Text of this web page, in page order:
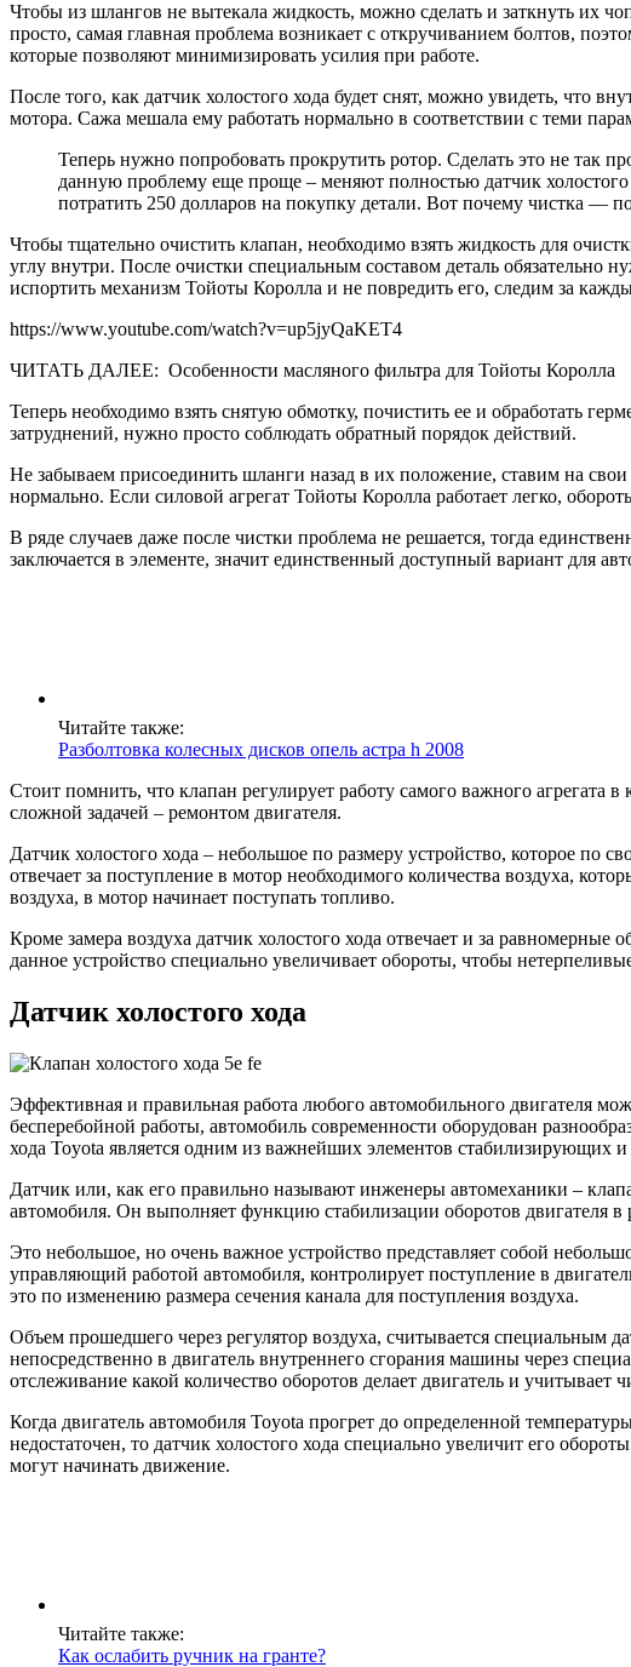
Чтобы из шлангов не вытекала жидкость, можно сделать и заткнуть их
просто, самая главная проблема возникает с откручиванием болтов,
которые позволяют минимизировать усилия при работе.
После того, как датчик холостого хода будет снят, можно увидеть, что
мотора. Сажа мешала ему работать нормально в соответствии с теми
Теперь нужно попробовать прокрутить ротор. Сделать это не так
данную проблему еще проще – меняют полностью датчик
потратить 250 долларов на покупку детали. Вот почему чистка
Чтобы тщательно очистить клапан, необходимо взять жидкость для
углу внутри. После очистки специальным составом деталь обязательно
испортить механизм Тойоты Королла и не повредить его, следим за
https://www.youtube.com/watch?v=up5jyQaKET4
ЧИТАТЬ ДАЛЕЕ: Особенности масляного фильтра для Тойоты Королла
Теперь необходимо взять снятую обмотку, почистить ее и обработать
затруднений, нужно просто соблюдать обратный порядок действий.
Не забываем присоединить шланги назад в их положение, ставим на
нормально. Если силовой агрегат Тойоты Королла работает легко,
В ряде случаев даже после чистки проблема не решается, тогда
заключается в элементе, значит единственный доступный вариант для
Читайте также:
Разболтовка колесных дисков опель астра h 2008
Стоит помнить, что клапан регулирует работу самого важного
сложной задачей – ремонтом двигателя.
Датчик холостого хода – небольшое по размеру устройство, которое по
отвечает за поступление в мотор необходимого количества воздуха,
воздуха, в мотор начинает поступать топливо.
Кроме замера воздуха датчик холостого хода отвечает и за
данное устройство специально увеличивает обороты, чтобы
Датчик холостого хода
Эффективная и правильная работа любого автомобильного двигателя
бесперебойной работы, автомобиль современности оборудован
хода Toyota является одним из важнейших элементов стабилизирующих
Датчик или, как его правильно называют инженеры автомеханики –
автомобиля. Он выполняет функцию стабилизации оборотов двигателя в
Это небольшое, но очень важное устройство представляет собой
управляющий работой автомобиля, контролирует поступление в
это по изменению размера сечения канала для поступления воздуха.
Объем прошедшего через регулятор воздуха, считывается специальным
непосредственно в двигатель внутреннего сгорания машины через
отслеживание какой количество оборотов делает двигатель и
Когда двигатель автомобиля Toyota прогрет до определенной
недостаточен, то датчик холостого хода специально увеличит его
могут начинать движение.
Читайте также:
Как ослабить ручник на гранте?